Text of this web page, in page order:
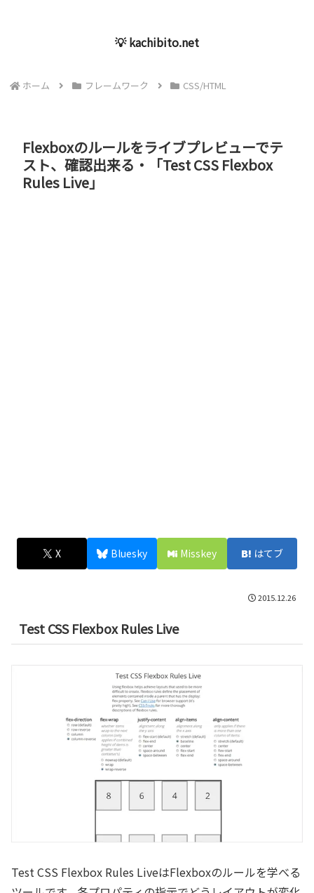
💡 kachibito.net
ホーム フレームワーク CSS/HTML
Flexboxのルールをライブプレビューでテ
スト、確認出来る・「Test CSS Flexbox
Rules Live」
X Bluesky Misskey はてブ
2015.12.26
Test CSS Flexbox Rules Live
Test CSS Flexbox Rules LiveはFlexboxのルールを学べる